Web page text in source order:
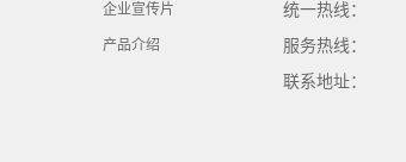
企业宣传片
产品介绍
统一热线：
服务热线：
联系地址：